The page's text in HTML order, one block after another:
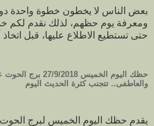
بعض الناس لا يخطون خطوة واحدة دون
ومعرفة يوم حظهم، لذلك نقدم لكم
حتى تستطيع الاطلاع عليها، قبل
حظك اليوم الخميس
والعاطفى.. تتجنب كثرة الحديث اليوم
يقدم حظك اليوم الخميس لبرج